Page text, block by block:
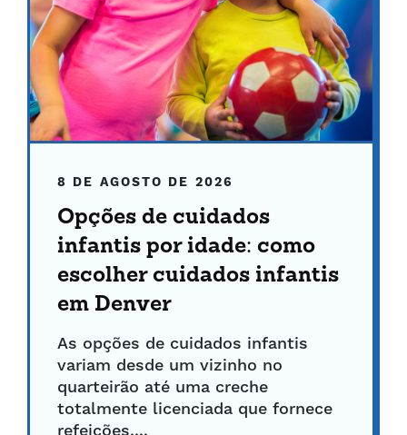
8 DE AGOSTO DE 2026
Opções de cuidados
infantis por idade: como
escolher cuidados infantis
em Denver
As opções de cuidados infantis
variam desde um vizinho no
quarteirão até uma creche
totalmente licenciada que fornece